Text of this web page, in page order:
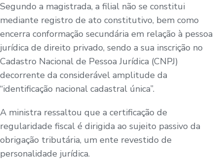
Segundo a magistrada, a filial não se constitui
mediante registro de ato constitutivo, bem como
encerra conformação secundária em relação à pessoa
jurídica de direito privado, sendo a sua inscrição no
Cadastro Nacional de Pessoa Jurídica (CNPJ)
decorrente da considerável amplitude da
“identificação nacional cadastral única”.
A ministra ressaltou que a certificação de
regularidade fiscal é dirigida ao sujeito passivo da
obrigação tributária, um ente revestido de
personalidade jurídica.